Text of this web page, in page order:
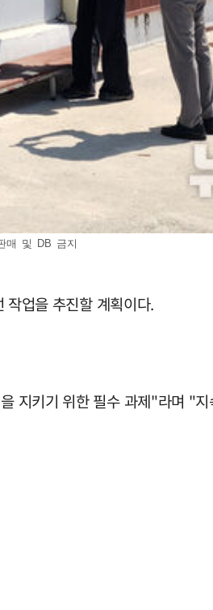
매 및 DB 금지
업을 추진할 계획이다.
지키기 위한 필수 과제"라며 "